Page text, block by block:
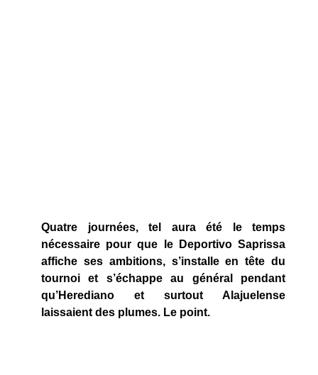
Quatre journées, tel aura été le temps
nécessaire pour que le Deportivo Saprissa
affiche ses ambitions, s’installe en tête du
tournoi et s’échappe au général pendant
qu’Herediano et surtout Alajuelense
laissaient des plumes. Le point.